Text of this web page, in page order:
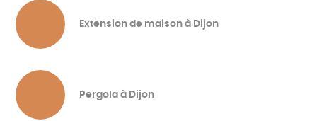
Extension de maison à Dijon
Pergola à Dijon